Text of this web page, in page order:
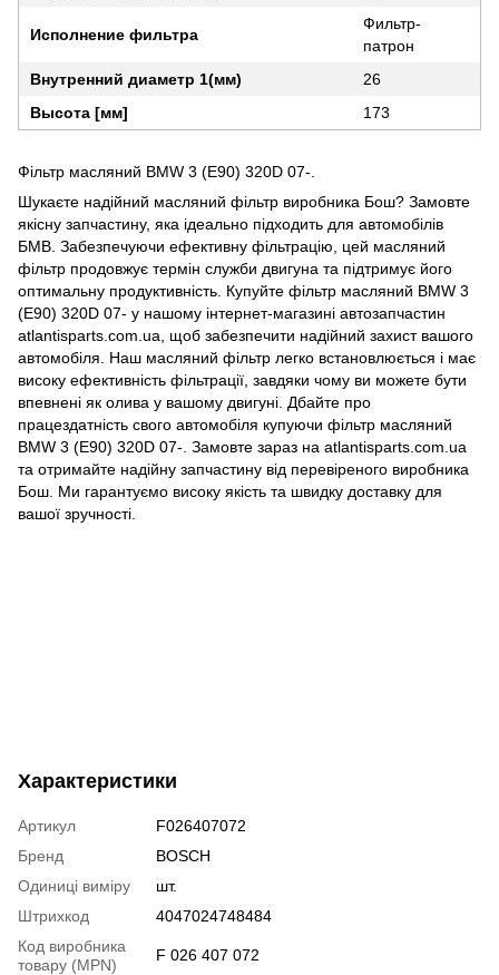
Исполнение фильтра
Фильтр-
патрон
Внутренний диаметр 1(мм)
26
Высота [мм]
173
Фільтр масляний BMW 3 (E90) 320D 07-.
Шукаєте надійний масляний фільтр виробника Бош? Замовте
якісну запчастину, яка ідеально підходить для автомобілів
БМВ. Забезпечуючи ефективну фільтрацію, цей масляний
фільтр продовжує термін служби двигуна та підтримує його
оптимальну продуктивність. Купуйте фільтр масляний BMW 3
(E90) 320D 07- у нашому інтернет-магазині автозапчастин
atlantisparts.com.ua, щоб забезпечити надійний захист вашого
автомобіля. Наш масляний фільтр легко встановлюється і має
високу ефективність фільтрації, завдяки чому ви можете бути
впевнені як олива у вашому двигуні. Дбайте про
працездатність свого автомобіля купуючи фільтр масляний
BMW 3 (E90) 320D 07-. Замовте зараз на atlantisparts.com.ua
та отримайте надійну запчастину від перевіреного виробника
Бош. Ми гарантуємо високу якість та швидку доставку для
вашої зручності.
Характеристики
Артикул
F026407072
Бренд
BOSCH
Одиниці виміру
шт.
Штрихкод
4047024748484
Код виробника
товару (MPN)
F 026 407 072